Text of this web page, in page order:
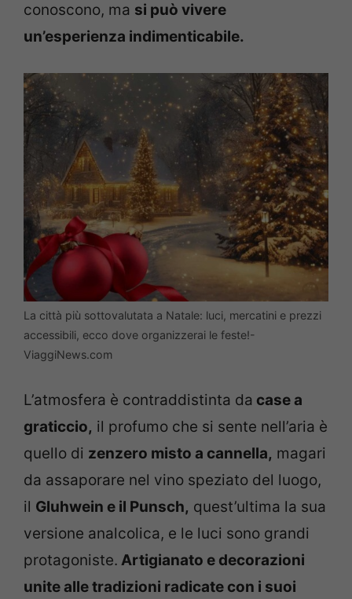
conoscono, ma si può vivere
un’esperienza indimenticabile.
La città più sottovalutata a Natale: luci, mercatini e prezzi
accessibili, ecco dove organizzerai le feste!-
ViaggiNews.com
L’atmosfera è contraddistinta da case a
graticcio, il profumo che si sente nell’aria è
quello di zenzero misto a cannella, magari
da assaporare nel vino speziato del luogo,
il Gluhwein e il Punsch, quest’ultima la sua
versione analcolica, e le luci sono grandi
protagoniste. Artigianato e decorazioni
unite alle tradizioni radicate con i suoi